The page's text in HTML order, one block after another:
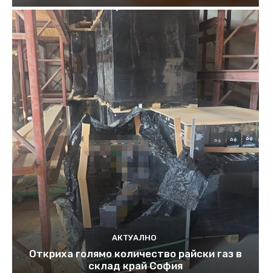
АКТУАЛНО
Откриха голямо количество райски газ в
склад край София